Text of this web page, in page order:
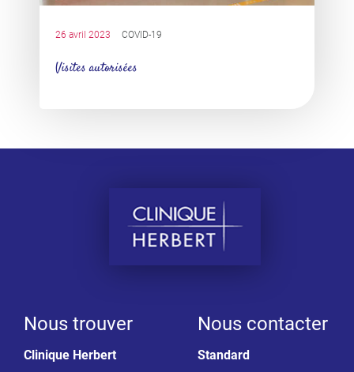
26 avril 2023 COVID-19
Visites autorisées
Nous trouver
Clinique Herbert
Nous contacter
Standard